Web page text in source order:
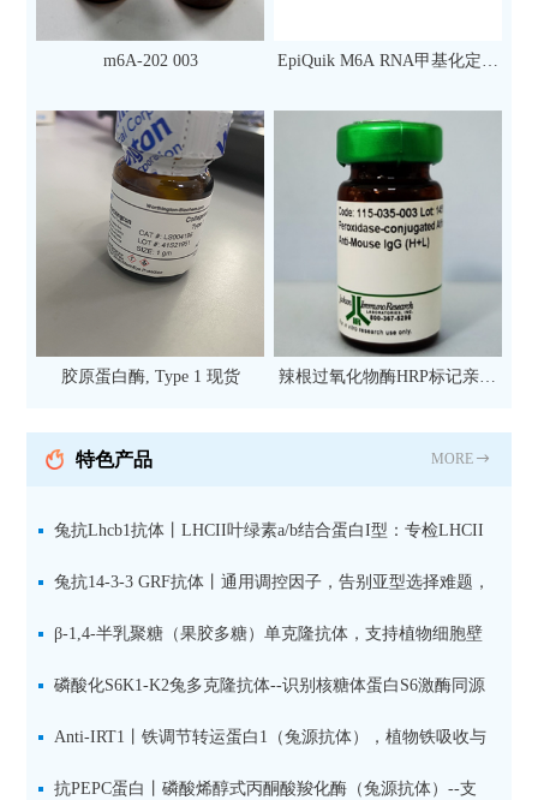
m6A-202 003
EpiQuik M6A RNA甲基化定量
次）
胶原蛋白酶, Type 1 现货
辣根过氧化物酶HRP标记亲和
抗 现货
特色产品 MORE
兔抗Lhcb1抗体丨LHCII叶绿素a/b结合蛋白I型：专检LHCII
中含量丰富的捕光蛋白
兔抗14-3-3 GRF抗体丨通用调控因子，告别亚型选择难题，
全面捕获植物信号转导枢纽蛋白
β-1,4-半乳聚糖（果胶多糖）单克隆抗体，支持植物细胞壁
果胶多糖精细结构解析
磷酸化S6K1-K2兔多克隆抗体--识别核糖体蛋白S6激酶同源
蛋白1-2的激活状态
Anti-IRT1丨铁调节转运蛋白1（兔源抗体），植物铁吸收与
微量元素代谢研究的关键工具
抗PEPC蛋白丨磷酸烯醇式丙酮酸羧化酶（兔源抗体）--支